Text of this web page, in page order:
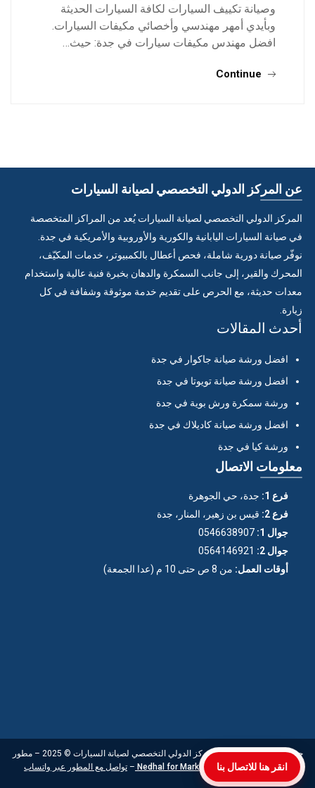
وصيانة تكييف السيارات لكافة السيارات الحديثة
وبأيدي أمهر مهندسي وأخصائي مكيفات السيارات.
افضل مهندس مكيفات سيارات في جدة: حيث…
Continue
عن المركز الدولي التخصصي لصيانة السيارات
المركز الدولي التخصصي لصيانة السيارات يُعد من المراكز المتخصصة
في صيانة السيارات اليابانية والكورية والأوروبية والأمريكية في جدة.
نوفّر صيانة دورية شاملة، فحص أعطال بالكمبيوتر، خدمات المكيّف،
المحرك والقير، إلى جانب السمكرة والدهان بخبرة فنية عالية واستخدام
معدات حديثة، مع الحرص على تقديم خدمة موثوقة وشفافة في كل
زيارة.
أحدث المقالات
افضل ورشة صيانة جاكوار في جدة
افضل ورشة صيانة تويوتا في جدة
ورشة سمكرة ورش بوية في جدة
افضل ورشة صيانة كاديلاك في جدة
ورشة كيا في جدة
معلومات الاتصال
فرع 1:
جدة، حي الجوهرة
فرع 2:
قيس بن زهير، المنار، جدة
جوال 1:
0546638907
جوال 2:
0564146921
أوقات العمل: من 8 ص حتى 10 م (عدا الجمعة)
جميع الحقوق محفوظة لـ المركز الدولي التخصصي لصيانة السيارات © 2025 – مطور
الموقع:Nedhal for Marketing & Software
– تواصل مع المطور عبر واتساب انقر هنا للاتصال بنا